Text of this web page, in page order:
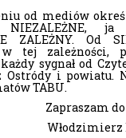
od mediów
ja
ZALEŻNY. Od
w tej zależności,
sygnał od
Ostródy i powiatu.
TABU.
Zapraszam